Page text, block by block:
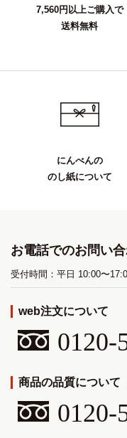
7,560円以上ご購入で
送料無料
にんべんの
のし紙について
お電話でのお問い
受付時間：平日 10:00〜
web注文について
0120-
商品の品質について
0120-